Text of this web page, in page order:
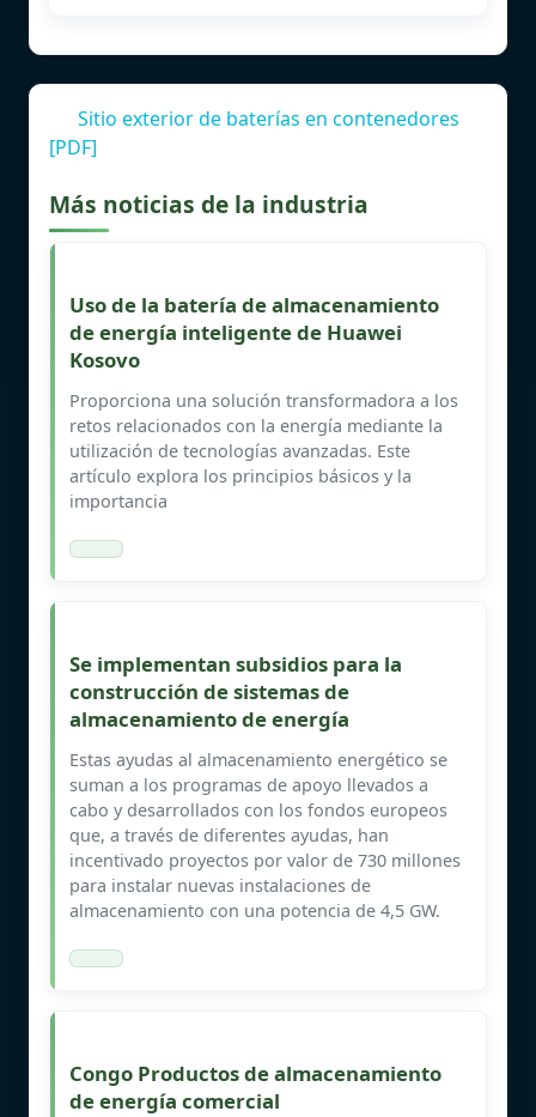
Sitio exterior de baterías en contenedores
[PDF]
Más noticias de la industria
Uso de la batería de almacenamiento
de energía inteligente de Huawei
Kosovo
Proporciona una solución transformadora a los
retos relacionados con la energía mediante la
utilización de tecnologías avanzadas. Este
artículo explora los principios básicos y la
importancia
Se implementan subsidios para la
construcción de sistemas de
almacenamiento de energía
Estas ayudas al almacenamiento energético se
suman a los programas de apoyo llevados a
cabo y desarrollados con los fondos europeos
que, a través de diferentes ayudas, han
incentivado proyectos por valor de 730 millones
para instalar nuevas instalaciones de
almacenamiento con una potencia de 4,5 GW.
Congo Productos de almacenamiento
de energía comercial